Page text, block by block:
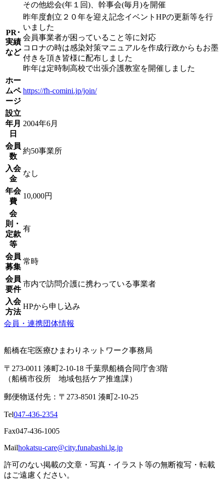
その他総会(年１回)、幹事会(毎月)を開催
PR･
実績
など
昨年度創立２０年を迎え記念イベントHPの更新等を行
いました
会員事業者が困っていること等に対応
コロナの時は感染対策マニュアルを作成行政からもお墨
付きを頂き皆様に配布しました
昨年は定時制高校で出張介護教室を開催しました
ホー
ムペ
ージ
https://fh-comini.jp/join/
設立
年月
日
2004年6月
会員
数
約50事業所
入会
金
なし
年会
費
10,000円
会
則・
定款
等
有
会員
募集
常時
会員
要件
市内で訪問介護に携わっている事業者
入会
方法
HPから申し込み
会員・連携団体情報
船橋在宅医療ひまわりネットワーク事務局
〒273-0011 湊町2-10-18 千葉県船橋合同庁舎3階
（船橋市役所 地域包括ケア推進課）
郵便物送付先：〒273-8501 湊町2-10-25
Tel047-436-2354
Fax047-436-1005
Mailhokatsu-care@city.funabashi.lg.jp
許可のない掲載の文章・写真・イラスト等の無断複写・転載
はご遠慮ください。